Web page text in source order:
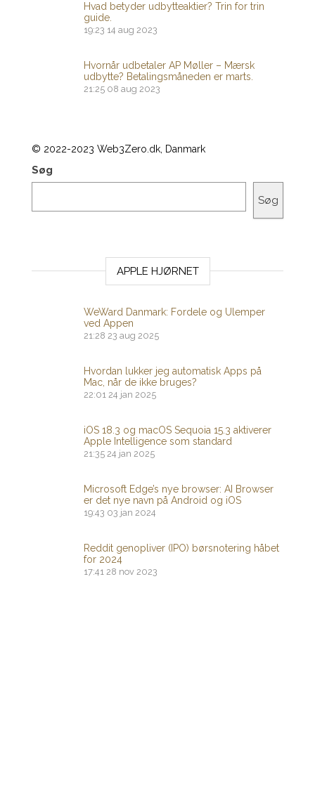
Hvad betyder udbytteaktier? Trin for trin
guide.
19:23 14 aug 2023
Hvornår udbetaler AP Møller – Mærsk
udbytte? Betalingsmåneden er marts.
21:25 08 aug 2023
© 2022-2023 Web3Zero.dk, Danmark
Søg
Søg
APPLE HJØRNET
WeWard Danmark: Fordele og Ulemper
ved Appen
21:28 23 aug 2025
Hvordan lukker jeg automatisk Apps på
Mac, når de ikke bruges?
22:01 24 jan 2025
iOS 18.3 og macOS Sequoia 15.3 aktiverer
Apple Intelligence som standard
21:35 24 jan 2025
Microsoft Edge’s nye browser: AI Browser
er det nye navn på Android og iOS
19:43 03 jan 2024
Reddit genopliver (IPO) børsnotering håbet
for 2024
17:41 28 nov 2023